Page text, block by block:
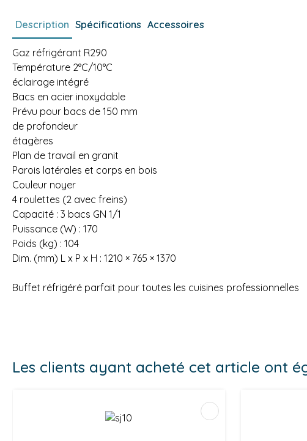
Description Spécifications Accessoires
Gaz réfrigérant R290
Température 2°C/10°C
éclairage intégré
Bacs en acier inoxydable
Prévu pour bacs de 150 mm
de profondeur
étagères
Plan de travail en granit
Parois latérales et corps en bois
Couleur noyer
4 roulettes (2 avec freins)
Capacité : 3 bacs GN 1/1
Puissance (W) : 170
Poids (kg) : 104
Dim. (mm) L x P x H : 1210 × 765 × 1370
Buffet réfrigéré parfait pour toutes les cuisines professionnelles
Les clients ayant acheté cet article ont